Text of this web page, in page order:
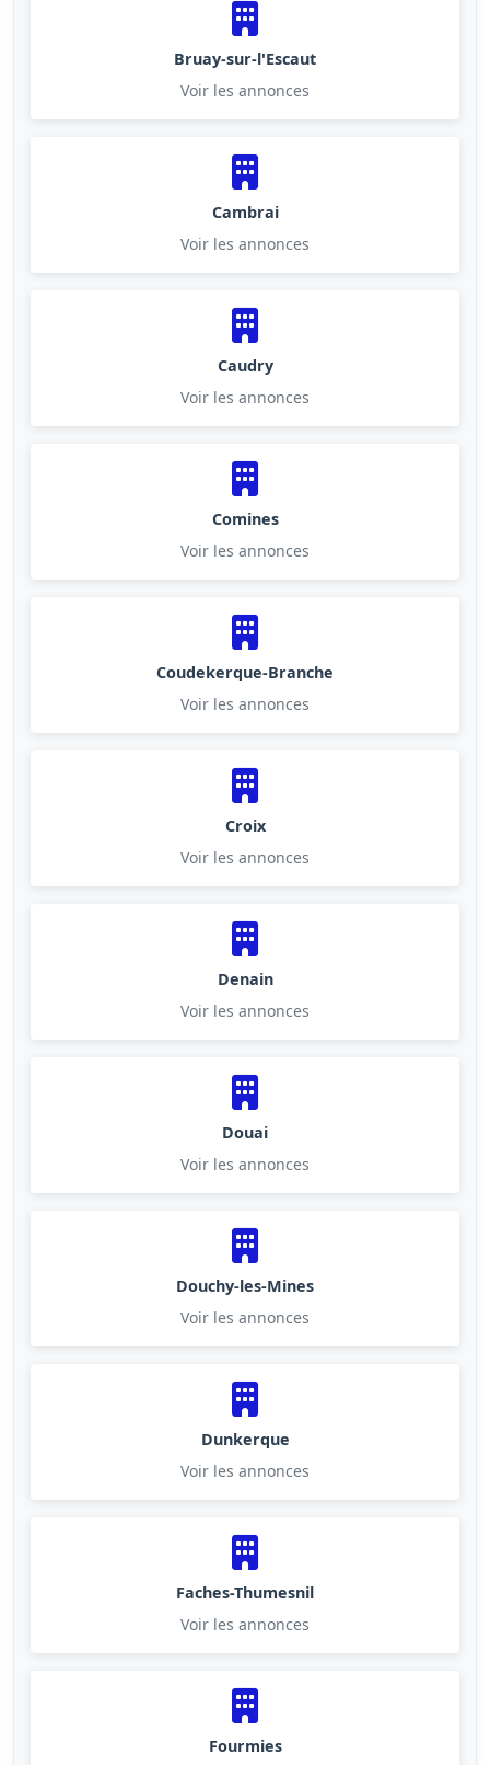
Bruay-sur-l'Escaut
Voir les annonces
Cambrai
Voir les annonces
Caudry
Voir les annonces
Comines
Voir les annonces
Coudekerque-Branche
Voir les annonces
Croix
Voir les annonces
Denain
Voir les annonces
Douai
Voir les annonces
Douchy-les-Mines
Voir les annonces
Dunkerque
Voir les annonces
Faches-Thumesnil
Voir les annonces
Fourmies